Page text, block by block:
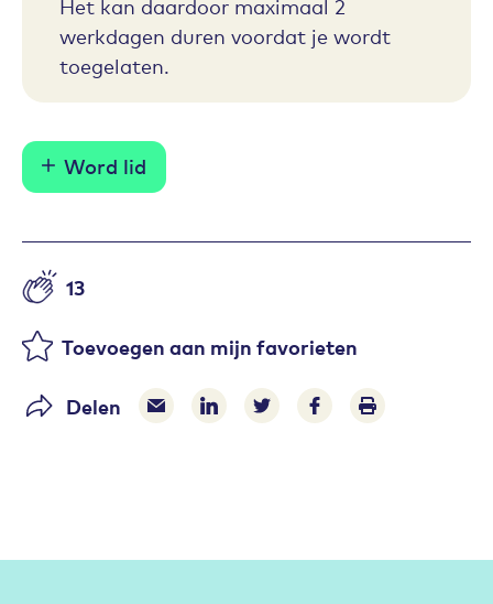
Het kan daardoor maximaal 2
werkdagen duren voordat je wordt
toegelaten.
Word lid
Aantal likes
13
Toevoegen aan mijn favorieten
Delen Delen via e-mail
Delen via LinkedIn
Deel op Twitter
Deel op Facebook
Print pagina